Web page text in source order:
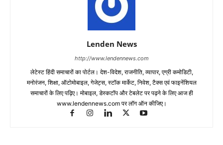
Lenden News
http://www.lendennews.com
लेटेस्ट हिंदी समाचारों का पोर्टल। देश-विदेश, राजनीति, व्यापार, एग्री कमोडिटी,
मनोरंजन, शिक्षा, ऑटोमोबाइल, गेजेट्स, स्टॉक मार्केट, निवेश, टैक्स एवं फाइनेंशियल
समाचारों के लिए पढ़िए। मोबाइल, डेस्कटॉप और टेबलेट पर पढ़ने के लिए आज ही
www.lendennews.com पर लॉग ऑन कीजिए।